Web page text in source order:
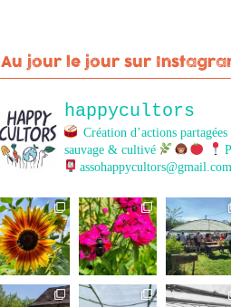
Au jour le jour sur
happycultors
Création d’actions
sauvage & cultivé
assohappycultors@gmail.com